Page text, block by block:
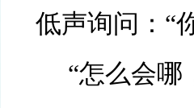
低声询问：
“怎么会哪